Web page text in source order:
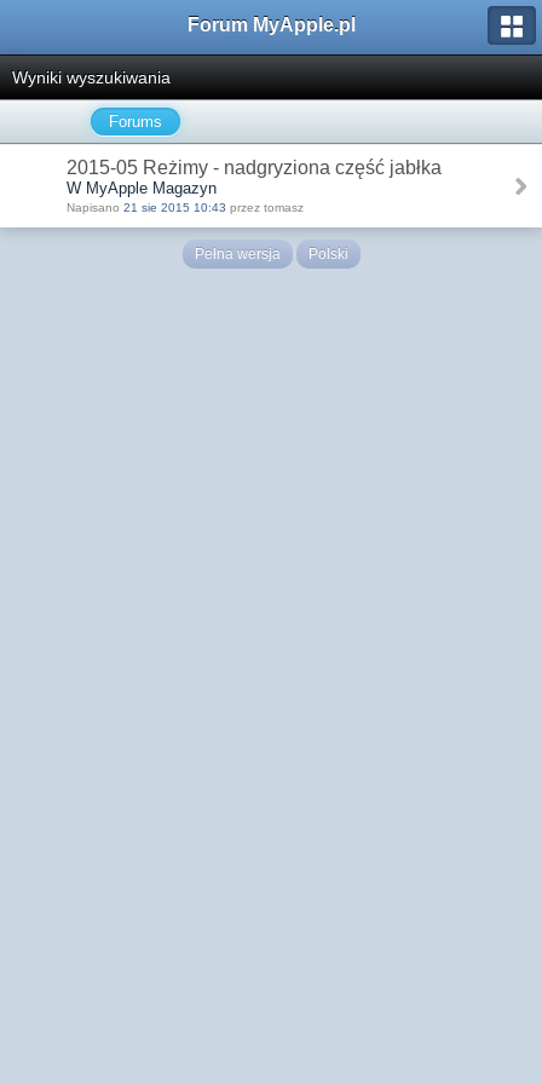
Forum MyApple.pl
Wyniki wyszukiwania
Forums
2015-05 Reżimy - nadgryziona część jabłka
W MyApple Magazyn
Napisano 21 sie 2015 10:43 przez tomasz
Pełna wersja Polski